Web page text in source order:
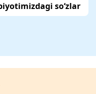
so‘zlar